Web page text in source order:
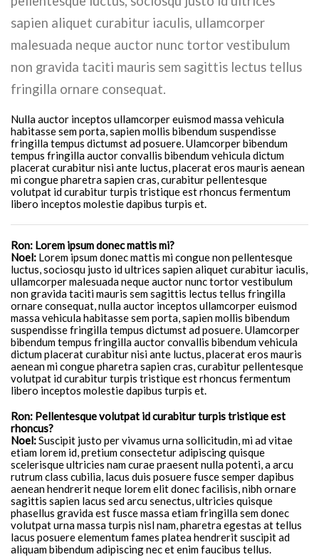
sapien aliquet curabitur iaculis, ullamcorper
malesuada neque auctor nunc tortor vestibulum
non gravida taciti mauris sem sagittis lectus tellus
fringilla ornare consequat.
Nulla auctor inceptos ullamcorper euismod massa vehicula
habitasse sem porta, sapien mollis bibendum suspendisse
fringilla tempus dictumst ad posuere. Ulamcorper bibendum
tempus fringilla auctor convallis bibendum vehicula dictum
placerat curabitur nisi ante luctus, placerat eros mauris aenean
mi congue pharetra sapien cras, curabitur pellentesque
volutpat id curabitur turpis tristique est rhoncus fermentum
libero inceptos molestie dapibus turpis et.
Ron: Lorem ipsum donec mattis mi?
Noel: Lorem ipsum donec mattis mi congue non pellentesque
luctus, sociosqu justo id ultrices sapien aliquet curabitur iaculis,
ullamcorper malesuada neque auctor nunc tortor vestibulum
non gravida taciti mauris sem sagittis lectus tellus fringilla
ornare consequat, nulla auctor inceptos ullamcorper euismod
massa vehicula habitasse sem porta, sapien mollis bibendum
suspendisse fringilla tempus dictumst ad posuere. Ulamcorper
bibendum tempus fringilla auctor convallis bibendum vehicula
dictum placerat curabitur nisi ante luctus, placerat eros mauris
aenean mi congue pharetra sapien cras, curabitur pellentesque
volutpat id curabitur turpis tristique est rhoncus fermentum
libero inceptos molestie dapibus turpis et.
Ron: Pellentesque volutpat id curabitur turpis tristique est
rhoncus?
Noel:Suscipit justo per vivamus urna sollicitudin, mi ad vitae
etiam lorem id, pretium consectetur adipiscing quisque
scelerisque ultricies nam curae praesent nulla potenti, a arcu
rutrum class cubilia, lacus duis posuere fusce semper dapibus
aenean hendrerit neque lorem elit donec facilisis, nibh ornare
sagittis sapien lacus sed arcu senectus, ultricies quisque
phasellus gravida est fusce massa etiam fringilla sem donec
volutpat urna massa turpis nisl nam, pharetra egestas at tellus
lacus posuere elementum fames platea hendrerit suscipit ad
aliquam bibendum adipiscing nec et enim faucibus tellus.